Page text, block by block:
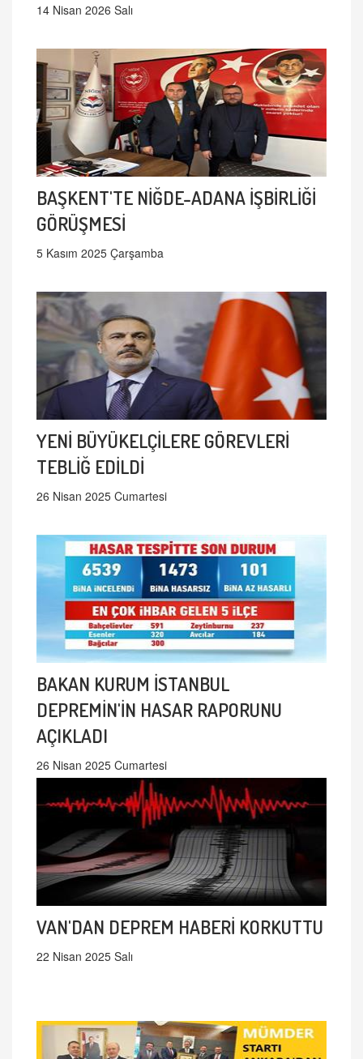
14 Nisan 2026 Salı
BAŞKENT'TE NİĞDE-ADANA İŞBİRLİĞİ
GÖRÜŞMESİ
5 Kasım 2025 Çarşamba
YENİ BÜYÜKELÇİLERE GÖREVLERİ
TEBLİĞ EDİLDİ
26 Nisan 2025 Cumartesi
BAKAN KURUM İSTANBUL
DEPREMİN'İN HASAR RAPORUNU
AÇIKLADI
26 Nisan 2025 Cumartesi
VAN'DAN DEPREM HABERİ KORKUTTU
22 Nisan 2025 Salı